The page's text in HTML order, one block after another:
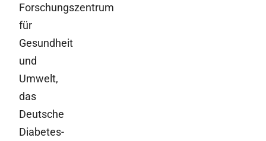
Forschungszentrum
für
Gesundheit
und
Umwelt,
das
Deutsche
Diabetes-